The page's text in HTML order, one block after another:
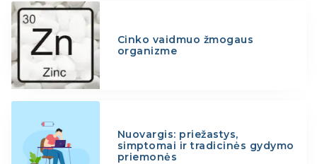
Cinko vaidmuo žmogaus
organizme
Nuovargis: priežastys,
simptomai ir tradicinės gydymo
priemonės